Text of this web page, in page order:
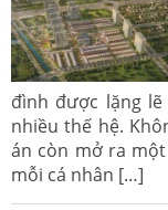
đình được lặng
nhiều thế hệ.
án còn mở ra
mỗi cá nhân […]